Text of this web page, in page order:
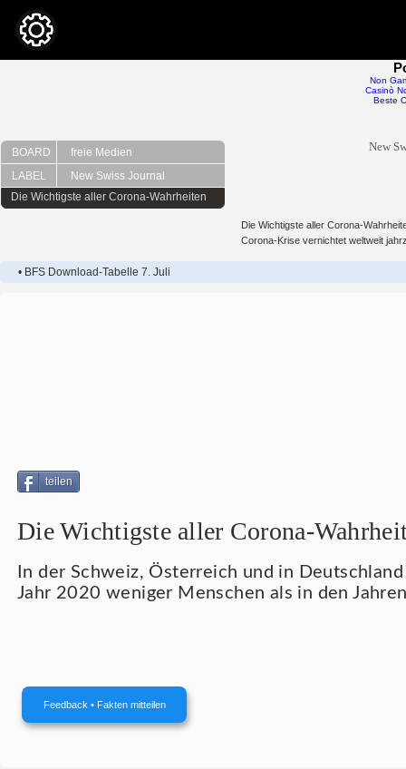
BOARD
freie Medien
LABEL
New Swiss Journal
Die Wichtigste aller Corona-Wahrheiten
New
Die Wichtigste aller Corona-
Corona-Krise vernichtet weltweit
• BFS Download-Tabelle 7. Juli
teilen
Die Wichtigste aller Corona-
In der Schweiz, Österreich und in
Jahr 2020 weniger Menschen als in den
Feedback • Fakten mitteilen
Non
Casinò
Beste